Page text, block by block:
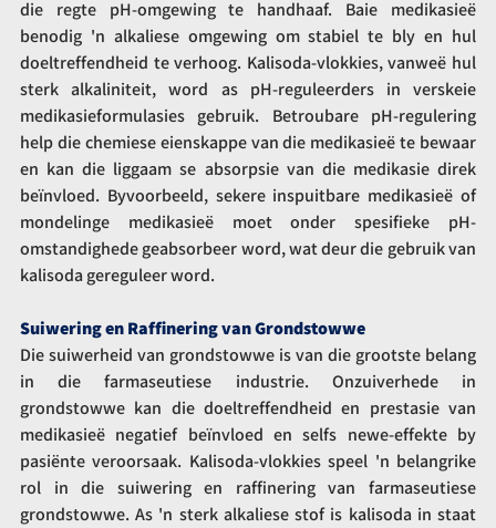
die regte pH-omgewing te handhaaf. Baie medikasieë
benodig 'n alkaliese omgewing om stabiel te bly en hul
doeltreffendheid te verhoog. Kalisoda-vlokkies, vanweë hul
sterk alkaliniteit, word as pH-reguleerders in verskeie
medikasieformulasies gebruik. Betroubare pH-regulering
help die chemiese eienskappe van die medikasieë te bewaar
en kan die liggaam se absorpsie van die medikasie direk
beïnvloed. Byvoorbeeld, sekere inspuitbare medikasieë of
mondelinge medikasieë moet onder spesifieke pH-
omstandighede geabsorbeer word, wat deur die gebruik van
kalisoda gereguleer word.
Suiwering en Raffinering van Grondstowwe
Die suiwerheid van grondstowwe is van die grootste belang
in die farmaseutiese industrie. Onzuiverhede in
grondstowwe kan die doeltreffendheid en prestasie van
medikasieë negatief beïnvloed en selfs newe-effekte by
pasiënte veroorsaak. Kalisoda-vlokkies speel 'n belangrike
rol in die suiwering en raffinering van farmaseutiese
grondstowwe. As 'n sterk alkaliese stof is kalisoda in staat